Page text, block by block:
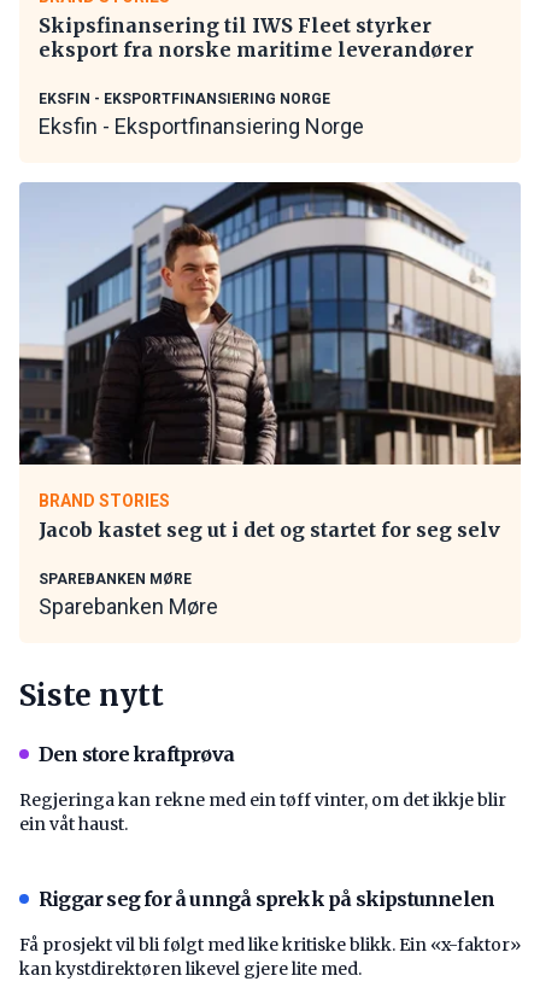
Skipsfinansering til IWS Fleet styrker
eksport fra norske maritime leverandører
EKSFIN - EKSPORTFINANSIERING NORGE
Eksfin - Eksportfinansiering Norge
BRAND STORIES
Jacob kastet seg ut i det og startet for seg selv
SPAREBANKEN MØRE
Sparebanken Møre
Siste nytt
Den store kraftprøva
Regjeringa kan rekne med ein tøff vinter, om det ikkje blir
ein våt haust.
Riggar seg for å unngå sprekk på skipstunnelen
Få prosjekt vil bli følgt med like kritiske blikk. Ein «x-faktor»
kan kystdirektøren likevel gjere lite med.